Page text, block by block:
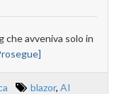
che avveniva solo in
blazor, AI